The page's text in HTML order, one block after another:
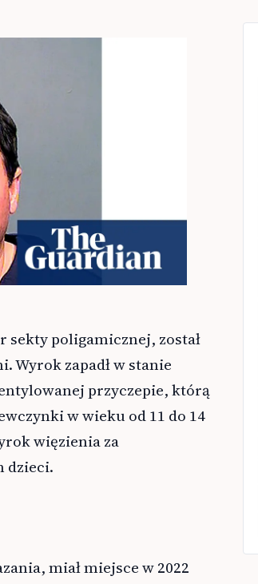
sekty poligamicznej, został
Wyrok zapadł w stanie
przyczepie, którą
w wieku od 11 do 14
więzienia za
dzieci.
miał miejsce w 2022